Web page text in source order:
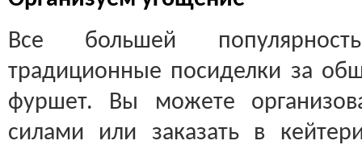
Все большей
традиционные посиделки за
фуршет. Вы можете
силами или заказать в